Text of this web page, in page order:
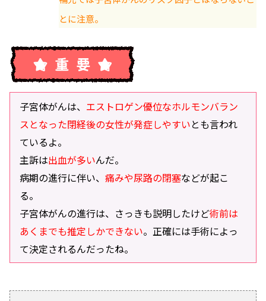
とに注意。
子宮体がんは、 エストロゲン優位なホルモンバラン
スとなった閉経後の女性が発症しやすいとも言われ
ているよ。
主訴は出血が多いんだ。
病期の進行に伴い、 痛みや尿路の閉塞などが起こ
る。
子宮体がんの進行は、さっきも説明したけど術前は
あくまでも推定しかできない。正確には手術によっ
て決定されるんだったね。